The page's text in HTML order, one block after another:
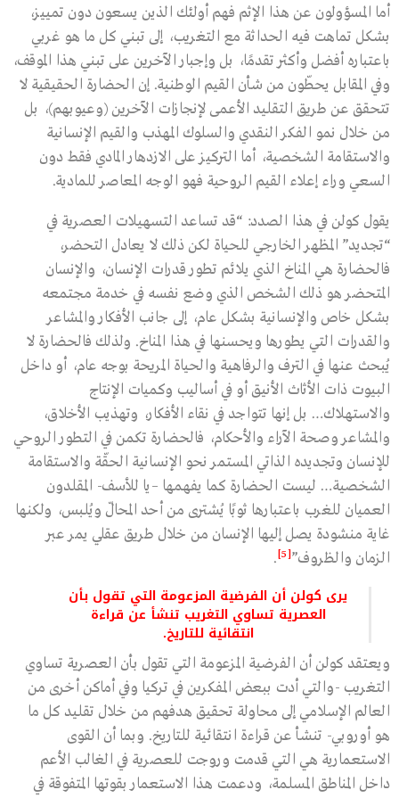
أما المسؤولون عن هذا الإثم فهم أولئك الذين يسعون دون تمييز،
بشكل تماهت فيه الحداثة مع التغريب، إلى تبني كل ما هو غربي
باعتباره أفضل وأكثر تقدمًا، بل وإجبار الآخرين على تبني هذا الموقف،
وفي المقابل يحطّون من شأن القيم الوطنية. إن الحضارة الحقيقية لا
تتحقق عن طريق التقليد الأعمى لإنجازات الآخرين (وعيوبهم)، بل
من خلال نمو الفكر النقدي والسلوك المهذب والقيم الإنسانية
والاستقامة الشخصية، أما التركيز على الازدهار المادي فقط دون
السعي وراء إعلاء القيم الروحية فهو الوجه المعاصر للمادية.
يقول كولن في هذا الصدد: “قد تساعد التسهيلات العصرية في
“تجديد” المظهر الخارجي للحياة لكن ذلك لا يعادل التحضر،
فالحضارة هي المناخ الذي يلائم تطور قدرات الإنسان، والإنسان
المتحضر هو ذلك الشخص الذي وضع نفسه في خدمة مجتمعه
بشكل خاص والإنسانية بشكل عام، إلى جانب الأفكار والمشاعر
والقدرات التي يطورها ويحسنها في هذا المناخ. ولذلك فالحضارة لا
يُبحث عنها في الترف والرفاهية والحياة المريحة بوجه عام، أو داخل
البيوت ذات الأثاث الأنيق أو في أساليب وكميات الإنتاج
والاستهلاك… بل إنها تتواجد في نقاء الأفكار، وتهذيب الأخلاق،
والمشاعر وصحة الآراء والأحكام، فالحضارة تكمن في التطور الروحي
للإنسان وتجديده الذاتي المستمر نحو الإنسانية الحقّة والاستقامة
الشخصية… ليست الحضارة كما يفهمها –يا للأسف- المقلدون
العميان للغرب باعتبارها ثوبًا يُشترى من أحد المحالّ ويُلبس، ولكنها
غاية منشودة يصل إليها الإنسان من خلال طريق عقلي يمر عبر
الزمان والظروف”[5]
.
يرى كولن أن الفرضية المزعومة التي تقول بأن
العصرية تساوي التغريب تنشأ عن قراءة
انتقائية للتاريخ.
ويعتقد كولن أن الفرضية المزعومة التي تقول بأن العصرية تساوي
التغريب -والتي أدت ببعض المفكرين في تركيا وفي أماكن أخرى من
العالم الإسلامي إلى محاولة تحقيق هدفهم من خلال تقليد كل ما
هو أوروبي- تنشأ عن قراءة انتقائية للتاريخ. وبما أن القوى
الاستعمارية هي التي قدمت وروجت للعصرية في الغالب الأعم
داخل المناطق المسلمة، ودعمت هذا الاستعمار بقوتها المتفوقة في